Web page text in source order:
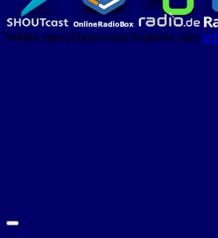
Wähle einen Dienst zum Anhören oder